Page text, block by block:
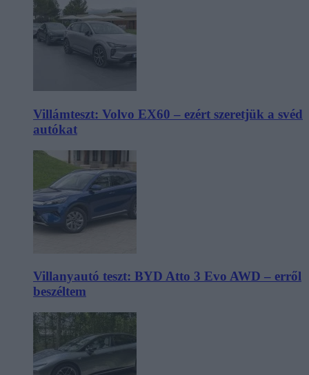
Villámteszt: Volvo EX60 – ezért szeretjük a svéd
autókat
Villanyautó teszt: BYD Atto 3 Evo AWD – erről
beszéltem